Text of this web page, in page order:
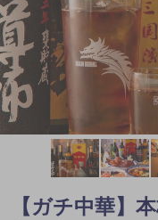
【ガチ中華】